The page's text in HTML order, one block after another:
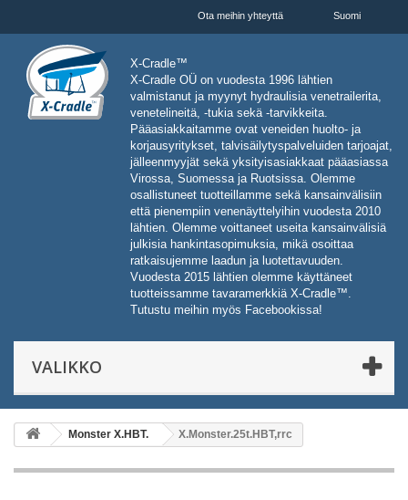
Suomi
Ota meihin yhteyttä
X-Cradle™
X-Cradle OÜ on vuodesta 1996 lähtien
valmistanut ja myynyt hydraulisia venetrailerita,
venetelineitä, -tukia sekä -tarvikkeita.
Pääasiakkaitamme ovat veneiden huolto- ja
korjausyritykset, talvisäilytyspalveluiden tarjoajat,
jälleenmyyjät sekä yksityisasiakkaat pääasiassa
Virossa, Suomessa ja Ruotsissa. Olemme
osallistuneet tuotteillamme sekä kansainvälisiin
että pienempiin venenäyttelyihin vuodesta 2010
lähtien. Olemme voittaneet useita kansainvälisiä
julkisia hankintasopimuksia, mikä osoittaa
ratkaisujemme laadun ja luotettavuuden.
Vuodesta 2015 lähtien olemme käyttäneet
tuotteissamme tavaramerkkiä X-Cradle™.
Tutustu meihin myös Facebookissa!
VALIKKO
Monster X.HBT. X.Monster.25t.HBT,rrc